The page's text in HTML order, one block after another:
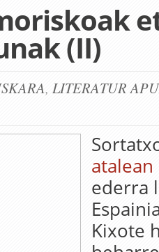
(II)
, LITERATUR
atalean
ederra
Kixote